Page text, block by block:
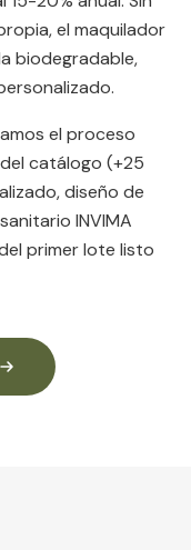
el maquilador
biodegradable,
el proceso
catálogo (+25
diseño de
INVIMA
primer lote listo